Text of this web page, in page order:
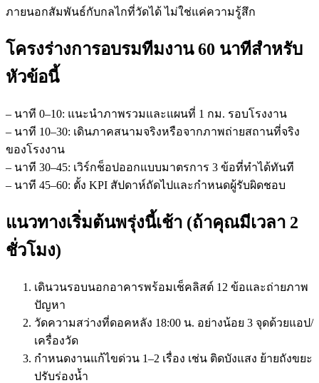
ภายนอกสัมพันธ์กับกลไกที่วัดได้ ไม่ใช่แค่ความรู้สึก
โครงร่างการอบรมทีมงาน 60 นาทีสำหรับ
หัวข้อนี้
– นาที 0–10: แนะนำภาพรวมและแผนที่ 1 กม. รอบโรงงาน
– นาที 10–30: เดินภาคสนามจริงหรือจากภาพถ่ายสถานที่จริง
ของโรงงาน
– นาที 30–45: เวิร์กช็อปออกแบบมาตรการ 3 ข้อที่ทำได้ทันที
– นาที 45–60: ตั้ง KPI สัปดาห์ถัดไปและกำหนดผู้รับผิดชอบ
แนวทางเริ่มต้นพรุ่งนี้เช้า (ถ้าคุณมีเวลา 2
ชั่วโมง)
เดินวนรอบนอกอาคารพร้อมเช็คลิสต์ 12 ข้อและถ่ายภาพ
ปัญหา
วัดความสว่างที่ดอคหลัง 18:00 น. อย่างน้อย 3 จุดด้วยแอป/
เครื่องวัด
กำหนดงานแก้ไขด่วน 1–2 เรื่อง เช่น ติดบังแสง ย้ายถังขยะ
ปรับร่องน้ำ